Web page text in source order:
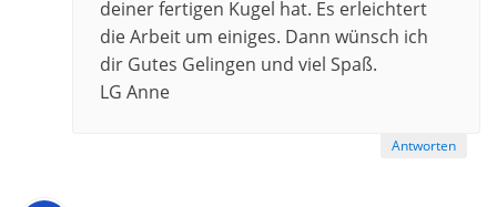
deiner fertigen Kugel hat. Es erleichtert
die Arbeit um einiges. Dann wünsch ich
dir Gutes Gelingen und viel Spaß.
LG Anne
Antworten